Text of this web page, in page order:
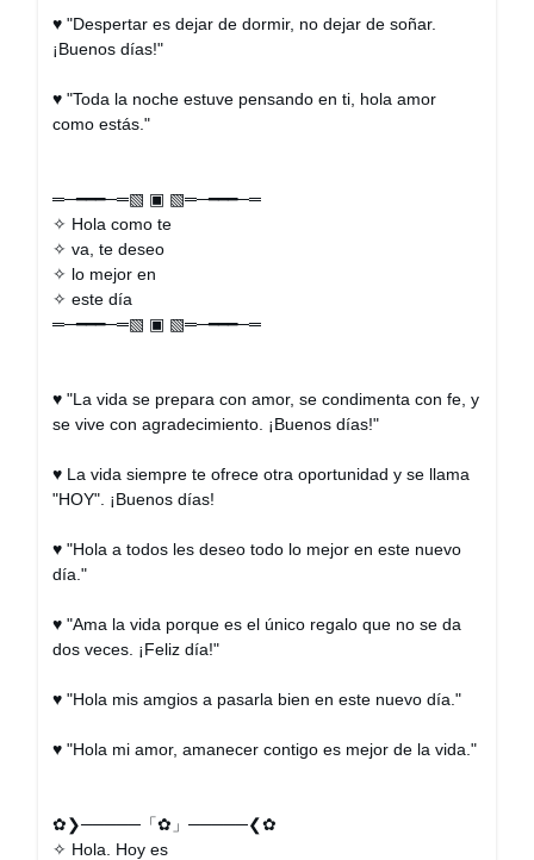
♥ "Despertar es dejar de dormir, no dejar de soñar.
¡Buenos días!"
♥ "Toda la noche estuve pensando en ti, hola amor
como estás."
═─━━━─═▧ ▣ ▧═─━━━─═
✧ Hola como te
✧ va, te deseo
✧ lo mejor en
✧ este día
═─━━━─═▧ ▣ ▧═─━━━─═
♥ "La vida se prepara con amor, se condimenta con fe, y
se vive con agradecimiento. ¡Buenos días!"
♥ La vida siempre te ofrece otra oportunidad y se llama
"HOY". ¡Buenos días!
♥ "Hola a todos les deseo todo lo mejor en este nuevo
día."
♥ "Ama la vida porque es el único regalo que no se da
dos veces. ¡Feliz día!"
♥ "Hola mis amgios a pasarla bien en este nuevo día."
♥ "Hola mi amor, amanecer contigo es mejor de la vida."
✿❯─────「✿」─────❮✿
✧ Hola. Hoy es